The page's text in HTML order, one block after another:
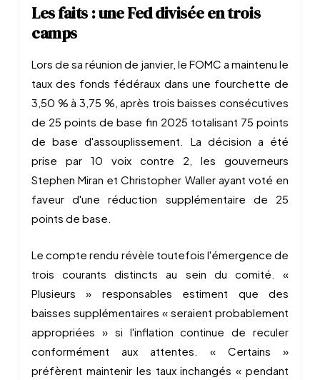
Les faits : une Fed divisée en trois
camps
Lors de sa réunion de janvier, le FOMC a maintenu le
taux des fonds fédéraux dans une fourchette de
3,50 % à 3,75 %, après trois baisses consécutives
de 25 points de base fin 2025 totalisant 75 points
de base d'assouplissement. La décision a été
prise par 10 voix contre 2, les gouverneurs
Stephen Miran et Christopher Waller ayant voté en
faveur d'une réduction supplémentaire de 25
points de base.
Le compte rendu révèle toutefois l'émergence de
trois courants distincts au sein du comité. «
Plusieurs » responsables estiment que des
baisses supplémentaires « seraient probablement
appropriées » si l'inflation continue de reculer
conformément aux attentes. « Certains »
préfèrent maintenir les taux inchangés « pendant